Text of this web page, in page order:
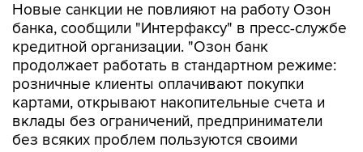
Новые санкции не повлияют на работу Озон
банка, сообщили "Интерфаксу" в пресс-службе
кредитной организации. "Озон банк
продолжает работать в стандартном режиме:
розничные клиенты оплачивают покупки
картами, открывают накопительные счета и
вклады без ограничений, предприниматели
без всяких проблем пользуются своими